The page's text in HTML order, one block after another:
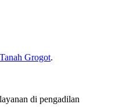
Grogot.
di pengadilan